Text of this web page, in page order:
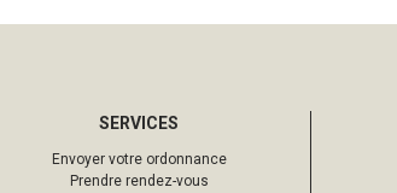
SERVICES
Envoyer votre ordonnance
Prendre rendez-vous